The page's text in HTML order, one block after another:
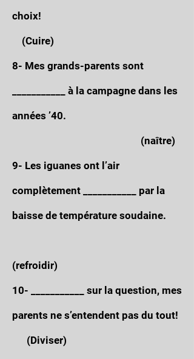
choix!
(Cuire)
8- Mes grands-parents sont
___________ à la campagne dans les
années ’40.
(naître)
9- Les iguanes ont l’air
complètement ___________ par la
baisse de température soudaine.
(refroidir)
10- ___________ sur la question, mes
parents ne s’entendent pas du tout!
(Diviser)